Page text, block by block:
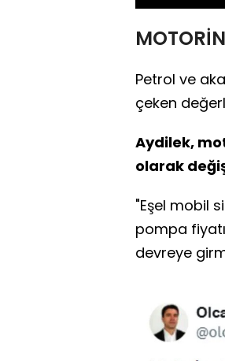
Petrol ve
çeken
Aydilek,
olarak
"Eşel mobil
pompa
devreye